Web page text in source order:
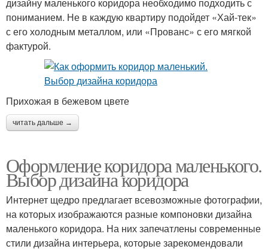
пониманием. Не в каждую квартиру подойдет «Хай-тек»
с его холодным металлом, или «Прованс» с его мягкой
фактурой.
Прихожая в бежевом цвете
читать дальше →
Оформление коридора маленького.
Выбор дизайна коридора
Интернет щедро предлагает всевозможные фотографии,
на которых изображаются разные компоновки дизайна
маленького коридора. На них запечатлены современные
стили дизайна интерьера, которые зарекомендовали